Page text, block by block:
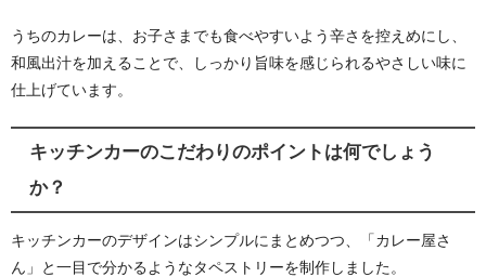
うちのカレーは、お子さまでも食べやすいよう辛さを控えめにし、
和風出汁を加えることで、しっかり旨味を感じられるやさしい味に
仕上げています。
キッチンカーのこだわりのポイントは何でしょう
か？
キッチンカーのデザインはシンプルにまとめつつ、「カレー屋さ
ん」と一目で分かるようなタペストリーを制作しました。